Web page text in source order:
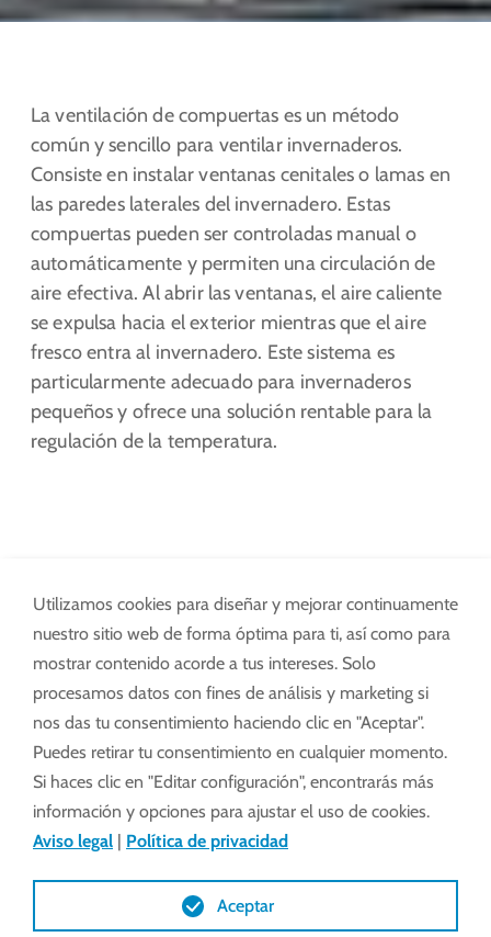
La ventilación de compuertas es un método
común y sencillo para ventilar invernaderos.
Consiste en instalar ventanas cenitales o lamas en
las paredes laterales del invernadero. Estas
compuertas pueden ser controladas manual o
automáticamente y permiten una circulación de
aire efectiva. Al abrir las ventanas, el aire caliente
se expulsa hacia el exterior mientras que el aire
fresco entra al invernadero. Este sistema es
particularmente adecuado para invernaderos
pequeños y ofrece una solución rentable para la
regulación de la temperatura.
Ventajas
Valor adicional de Lock
Soporte ventilación Venlo
Portador de ventilacion Venlo
buena circulación del aire, asegurando una
rápida regulación de la humedad y la
Utilizamos cookies para diseñar y mejorar continuamente
nuestro sitio web de forma óptima para ti, así como para
mostrar contenido acorde a tus intereses. Solo
procesamos datos con fines de análisis y marketing si
nos das tu consentimiento haciendo clic en "Aceptar".
Puedes retirar tu consentimiento en cualquier momento.
Si haces clic en "Editar configuración", encontrarás más
información y opciones para ajustar el uso de cookies.
Aviso legal | Política de privacidad
Aceptar